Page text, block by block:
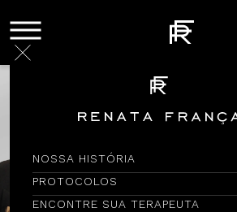
NOSSA HISTÓRIA
PROTOCOLOS
ENCONTRE SUA TERAPEUTA